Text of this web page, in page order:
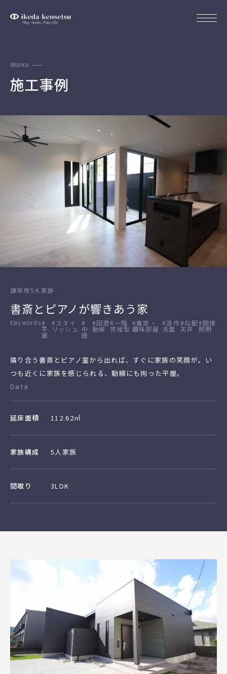
Works
施工事例
諫早市5人家族
書斎とピアノが響きあう家
#
平
屋
#スタイ
リッシュ
#
中
庭
#回遊
動線
#一階
完結型
#書斎・
趣味部屋
#造作
洗面
#勾配
天井
#間接
照明
隣り合う書斎とピアノ室から出れば、すぐに家族の笑顔が。い
つも近くに家族を感じられる、動線にも拘った平屋。
Data
延床面積 112.62㎡
家族構成 5人家族
間取り 3LDK